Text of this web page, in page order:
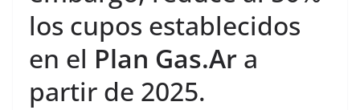
los cupos establecidos
en el Plan Gas.Ar a
partir de 2025.